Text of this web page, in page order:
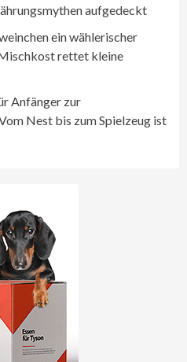
aufgedeckt
ein wählerischer
rettet kleine
Anfänger zur
Nest bis zum Spielzeug ist